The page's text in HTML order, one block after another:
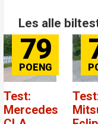
Les alle
79
Test:
Mercedes